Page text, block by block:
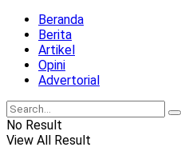
Beranda
Berita
Artikel
Opini
Advertorial
No Result
View All Result